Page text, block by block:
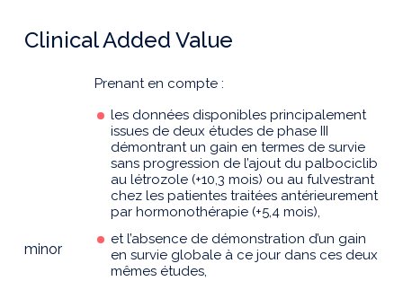
Clinical Added Value
minor
Prenant en compte :
les données disponibles principalement
issues de deux études de phase III
démontrant un gain en termes de survie
sans progression de l’ajout du palbociclib
au létrozole (+10,3 mois) ou au fulvestrant
chez les patientes traitées antérieurement
par hormonothérapie (+5,4 mois),
et l’absence de démonstration d’un gain
en survie globale à ce jour dans ces deux
mêmes études,